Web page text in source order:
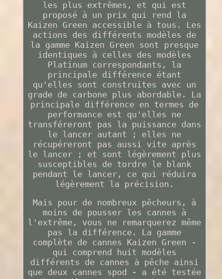
les plus extrêmes, et qui est
proposé à un prix qui rend la
Kaizen Green accessible à tous. Les
actions des différents modèles de
la gamme Kaizen Green sont presque
identiques à celles des modèles
Platinum correspondants, la
principale différence étant
qu'elles sont construites avec un
grade de carbone plus abordable. La
principale différence en termes de
performance est qu'elles ne
transféreront pas la puissance dans
le lancer autant ; elles ne
récupéreront pas aussi vite après
le lancer ; et sont légèrement plus
susceptibles de tordre le blank
pendant le lancer, ce qui réduira
légèrement la précision.
Mais pour de nombreux pêcheurs, à
moins de pousser les cannes à
l'extrême, vous ne remarquerez même
pas la différence. La gamme
complète de cannes Kaizen Green -
qui comprend huit modèles
différents de cannes à pêche ainsi
que deux cannes spod - a été testée